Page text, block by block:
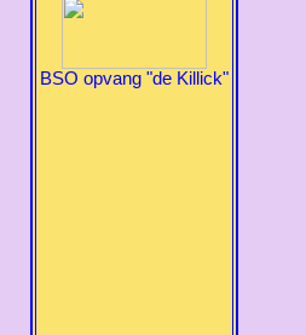
BSO opvang "de Killick"